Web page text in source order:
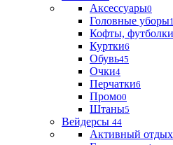
Аксессуары0
Головные уборы
Кофты, футболки
Куртки6
Обувь45
Очки4
Перчатки6
Промо0
Штаны5
Вейдерсы 44
Активный отдых